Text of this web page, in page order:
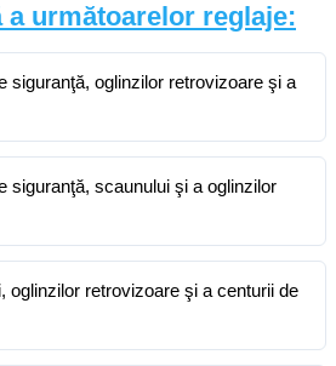
următoarelor reglaje:
siguranţă, oglinzilor retrovizoare şi a
siguranţă, scaunului şi a oglinzilor
oglinzilor retrovizoare şi a centurii de